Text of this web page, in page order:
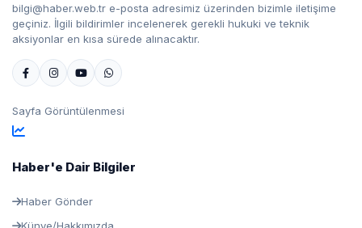
bilgi@haber.web.tr e-posta adresimiz üzerinden bizimle iletişime
geçiniz. İlgili bildirimler incelenerek gerekli hukuki ve teknik
aksiyonlar en kısa sürede alınacaktır.
Sayfa Görüntülenmesi
Haber'e Dair Bilgiler
Haber Gönder